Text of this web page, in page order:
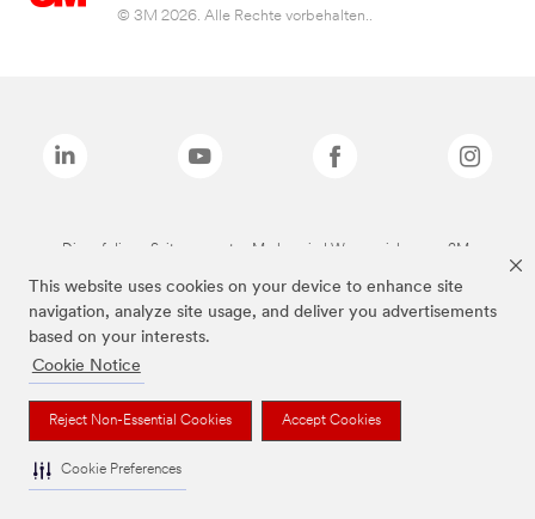
This website uses cookies on your device to enhance site
navigation, analyze site usage, and deliver you advertisements
based on your interests.
Cookie Notice
Reject Non-Essential Cookies Accept Cookies
Cookie Preferences
© 3M 2026. Alle Rechte vorbehalten..
Die auf dieser Seite genannten Marken sind Warenzeichen von 3M.